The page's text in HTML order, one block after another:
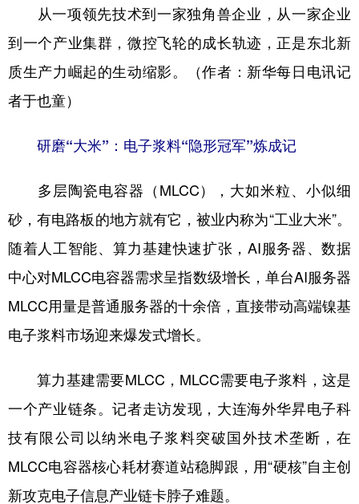
从一项领先技术到一家独角兽企业，从一家企业
到一个产业集群，微控飞轮的成长轨迹，正是东北新
质生产力崛起的生动缩影。（作者：新华每日电讯记
者于也童）
研磨“大米”：电子浆料“隐形冠军”炼成记
多层陶瓷电容器（MLCC），大如米粒、小似细
砂，有电路板的地方就有它，被业内称为“工业大米”。
随着人工智能、算力基建快速扩张，AI服务器、数据
中心对MLCC电容器需求呈指数级增长，单台AI服务器
MLCC用量是普通服务器的十余倍，直接带动高端镍基
电子浆料市场迎来爆发式增长。
算力基建需要MLCC，MLCC需要电子浆料，这是
一个产业链条。记者走访发现，大连海外华昇电子科
技有限公司以纳米电子浆料突破国外技术垄断，在
MLCC电容器核心耗材赛道站稳脚跟，用“硬核”自主创
新攻克电子信息产业链卡脖子难题。